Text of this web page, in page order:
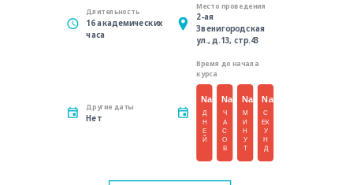
Длительность
16академических
часа
Место проведения
2-ая
Звенигородская
ул., д.13, стр.43
Другие даты
Нет
Время до начала
курса
NaN
Д
Н
Е
Й
NaN
Ч
А
С
О
В
NaN
М
И
Н
У
Т
NaN
С
ЕК
У
Н
Д